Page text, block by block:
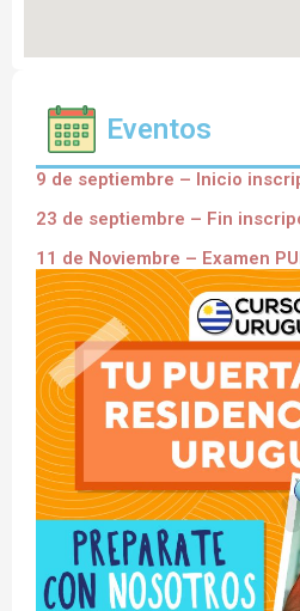
Eventos
9 de septiembre – Inicio
23 de septiembre – Fin
11 de Noviembre – Examen